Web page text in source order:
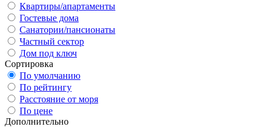
Квартиры/апартаменты
Гостевые дома
Санатории/пансионаты
Частный сектор
Дом под ключ
Сортировка
По умолчанию
По рейтингу
Расстояние от моря
По цене
Дополнительно